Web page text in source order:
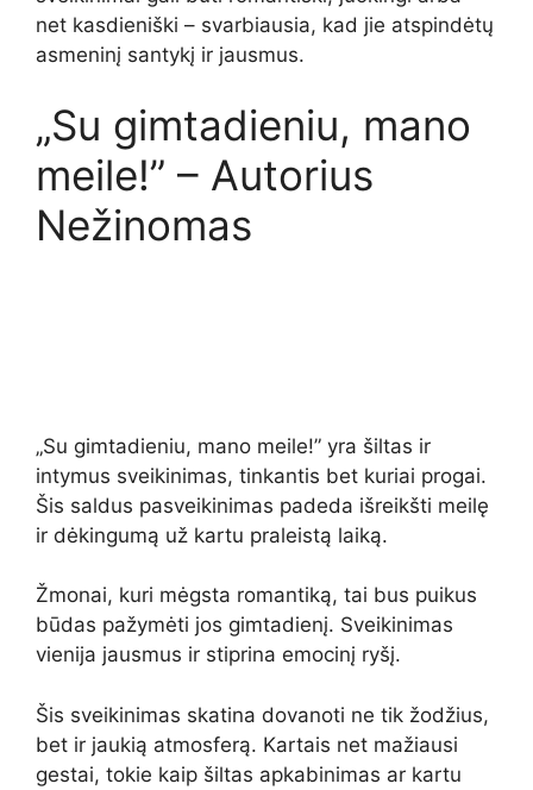
net kasdieniški – svarbiausia, kad jie atspindėtų
asmeninį santykį ir jausmus.
„Su gimtadieniu, mano
meile!” – Autorius
Nežinomas
„Su gimtadieniu, mano meile!” yra šiltas ir
intymus sveikinimas, tinkantis bet kuriai progai.
Šis saldus pasveikinimas padeda išreikšti meilę
ir dėkingumą už kartu praleistą laiką.
Žmonai, kuri mėgsta romantiką, tai bus puikus
būdas pažymėti jos gimtadienį. Sveikinimas
vienija jausmus ir stiprina emocinį ryšį.
Šis sveikinimas skatina dovanoti ne tik žodžius,
bet ir jaukią atmosferą. Kartais net mažiausi
gestai, tokie kaip šiltas apkabinimas ar kartu